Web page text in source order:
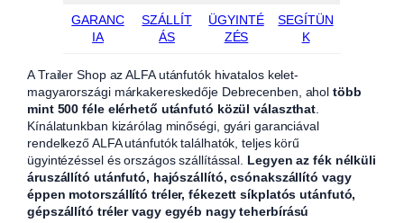
GARANC
IA
SZÁLLÍT
ÁS
ÜGYINTÉ
ZÉS
SEGÍTÜN
K
A Trailer Shop az ALFA utánfutók hivatalos kelet-
magyarországi márkakereskedője Debrecenben, aholtöbb
mint 500 féle elérhető utánfutó közül választhat
Kínálatunkban kizárólag minőségi, gyári garanciával
rendelkező ALFA utánfutók találhatók, teljes körű
ügyintézéssel és országos szállítással. Legyen az fék nélküli
áruszállító utánfutó, hajószállító, csónakszállító vagy
éppen motorszállító tréler, fékezett síkplatós utánfutó,
gépszállító tréler vagy egyéb nagy teherbírású